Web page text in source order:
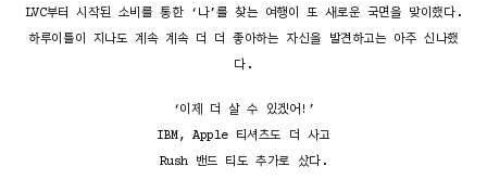
LVC부터 시작된 소비를 통한 ‘나’를 찾는 여행이 또 새로운 국면을 맞이했다.
하루이틀이 지나도 계속 계속 더 더 좋아하는 자신을 발견하고는 아주 신나했
다.
‘이제 더 살 수 있겠어!’
IBM, Apple 티셔츠도 더 사고
Rush 밴드 티도 추가로 샀다.